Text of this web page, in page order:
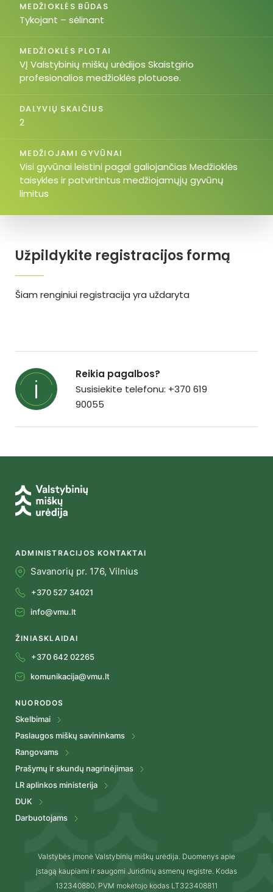
Užpildykite registracijos formą
Šiam renginiui registracija yra uždaryta
MEDŽIOKLĖS BŪDAS
Tykojant – sėlinant
MEDŽIOKLĖS PLOTAI
VĮ Valstybinių miškų urėdijos Skaistgirio
profesionalios medžioklės plotuose.
DALYVIŲ SKAIČIUS
2
MEDŽIOJAMI GYVŪNAI
Visi gyvūnai leistini pagal galiojančias Medžioklės
taisykles ir patvirtintus medžiojamųjų gyvūnų
limitus
Reikia pagalbos?
Susisiekite telefonu: +370 619
90055
ADMINISTRACIJOS KONTAKTAI
Savanorių pr. 176, Vilnius
+370 527 34021
info@vmu.lt
ŽINIASKLAIDAI
+370 642 02265
komunikacija@vmu.lt
NUORODOS
Skelbimai
Paslaugos miškų savininkams
Rangovams
Prašymų ir skundų nagrinėjimas
LR aplinkos ministerija
DUK
Darbuotojams
Valstybės įmonė Valstybinių miškų urėdija. Duomenys apie
įstagą kaupiami ir saugomi Juridinių asmenų registre. Kodas
132340880. PVM mokėtojo kodas LT323408811